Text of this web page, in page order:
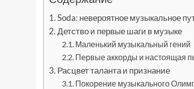
Soda: невероятное музыкальное
Детство и первые шаги в музыке
Маленький музыкальный гений
Первые аккорды и настоящая
Расцвет таланта и признание
Покорение музыкального